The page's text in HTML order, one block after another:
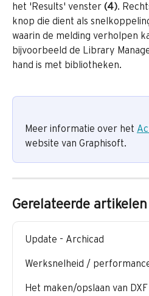
het 'Results' venster (4).
knop die dient als
waarin de melding verholpen
bijvoorbeeld de Library
hand is met bibliotheken.
Meer informatie over het
website van Graphisoft.
Gerelateerde artikelen
Update - Archicad
Werksnelheid /
Het maken/opslaan van